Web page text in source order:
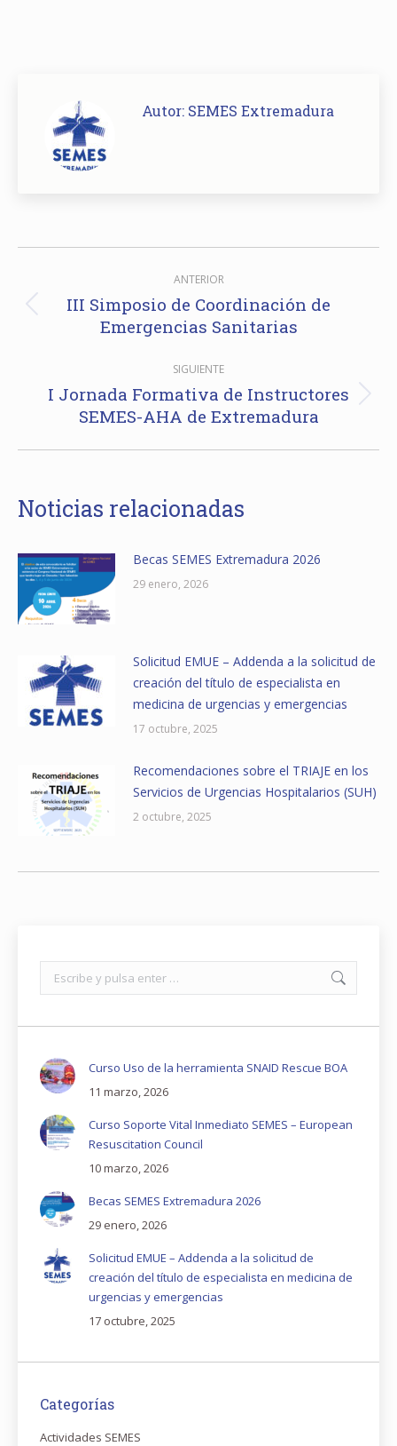
Autor: SEMES Extremadura
Navegación
entre
publicaciones
ANTERIOR
Publicación
anterior:
III Simposio de Coordinación de
Emergencias Sanitarias
SIGUIENTE
Publicación
siguiente:
I Jornada Formativa de Instructores
SEMES-AHA de Extremadura
Noticias relacionadas
Becas SEMES Extremadura 2026
29 enero, 2026
Solicitud EMUE – Addenda a la solicitud de
creación del título de especialista en
medicina de urgencias y emergencias
17 octubre, 2025
Recomendaciones sobre el TRIAJE en los
Servicios de Urgencias Hospitalarios (SUH)
2 octubre, 2025
Buscar:
Curso Uso de la herramienta SNAID Rescue BOA
11 marzo, 2026
Curso Soporte Vital Inmediato SEMES – European
Resuscitation Council
10 marzo, 2026
Becas SEMES Extremadura 2026
29 enero, 2026
Solicitud EMUE – Addenda a la solicitud de
creación del título de especialista en medicina de
urgencias y emergencias
17 octubre, 2025
Categorías
Actividades SEMES